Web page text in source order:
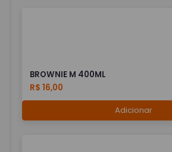
BROWNIE M 400ML
R$ 16,00
Adicionar